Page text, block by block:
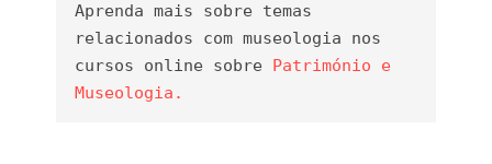
Aprenda mais sobre temas
relacionados com museologia nos
cursos online sobre
Património e
Museologia.